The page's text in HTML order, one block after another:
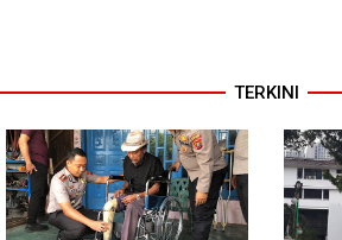
TERKINI